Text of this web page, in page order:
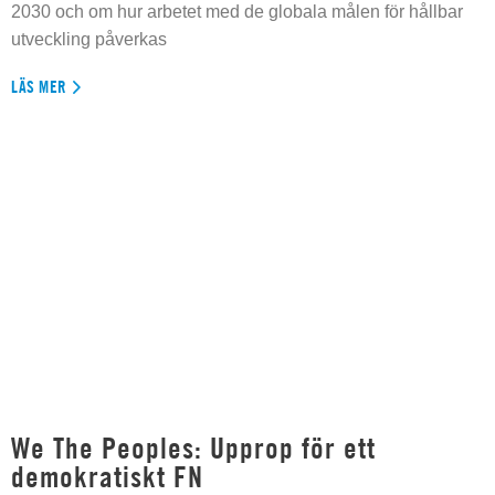
2030 och om hur arbetet med de globala målen för hållbar
utveckling påverkas
LÄS MER
We The Peoples: Upprop för ett
demokratiskt FN